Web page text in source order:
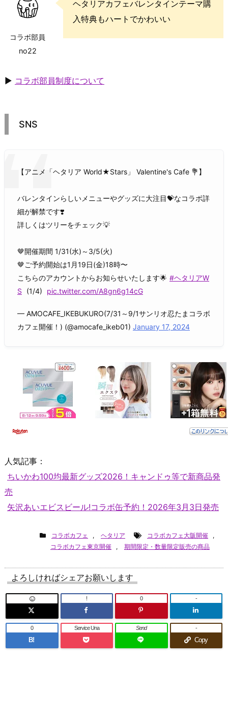
コラボ部員
no22
ヘタリアカフェバレンタインテーマ購
入特典もハートでかわいい
▶ コラボ部員制度について
SNS
【アニメ「ヘタリア World★Stars」 Valentine's Cafe 💐】
バレンタインらしいメニューやグッズに大注目💝なコラボ詳
細が解禁です❣️
詳しくはツリーをチェック💡
🤎開催期間 1/31(水)～3/5(火)
🤎ご予約開始は1月19日(金)18時〜
こちらのアカウントからお知らせいたします🌟 #ヘタリアW
S
(1/4) pic.twitter.com/A8gn6g14cG
— AMOCAFE_IKEBUKURO(7/31～9/1サンリオ忍たまコラボ
カフェ開催！) (@amocafe_ikeb01) January 17, 2024
人気記事：
ちいかわ100均最新グッズ2026！キャンドゥ等で新商品発
売
矢沢あいエビスビール!コラボ缶予約！2026年3月3日発売
コラボカフェ , ヘタリア コラボカフェ大阪開催
,
コラボカフェ東京開催
, 期間限定・数量限定販売の商品
よろしければシェアお願いします
! 0 -
B!
0 Service Una Send
Copy
-